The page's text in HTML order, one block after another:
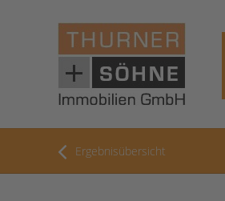
Ergebnisübersicht